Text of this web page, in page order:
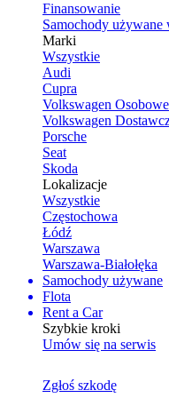
Finansowanie
Samochody
Marki
Wszystkie
Audi
Cupra
Volkswagen Osobowe
Volkswagen
Porsche
Seat
Skoda
Lokalizacje
Wszystkie
Częstochowa
Łódź
Warszawa
Warszawa-Białołęka
Samochody używane
Flota
Rent a Car
Szybkie kroki
Umów się na serwis
Zgłoś szkodę